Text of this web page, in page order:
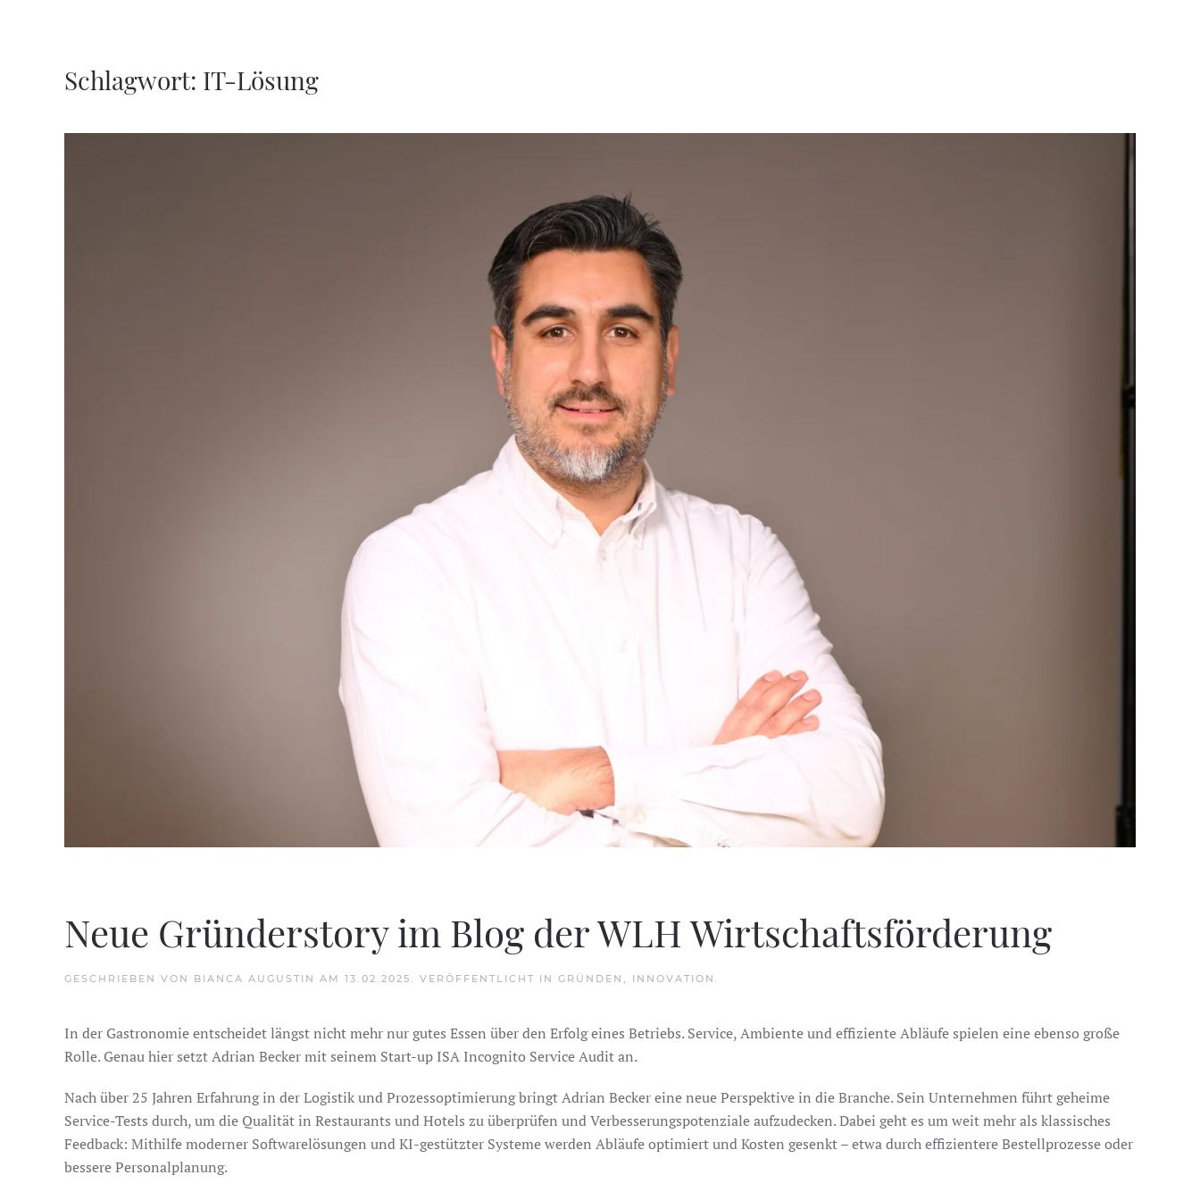
Schlagwort: IT-Lösung
Neue Gründerstory im Blog der WLH Wirtschaftsförderung
GESCHRIEBEN VON BIANCA AUGUSTIN AM 13.02.2025 . VERÖFFENTLICHT IN GRÜNDEN , INNOVATION .
In der Gastronomie entscheidet längst nicht mehr nur gutes Essen über den Erfolg eines Betriebs. Service, Ambiente und effiziente Abläufe spielen eine ebenso große
Rolle. Genau hier setzt Adrian Becker mit seinem Start-up ISA Incognito Service Audit an.
Nach über 25 Jahren Erfahrung in der Logistik und Prozessoptimierung bringt Adrian Becker eine neue Perspektive in die Branche. Sein Unternehmen führt geheime
Service-Tests durch, um die Qualität in Restaurants und Hotels zu überprüfen und Verbesserungspotenziale aufzudecken. Dabei geht es um weit mehr als klassisches
Feedback: Mithilfe moderner Softwarelösungen und KI-gestützter Systeme werden Abläufe optimiert und Kosten gesenkt – etwa durch effizientere Bestellprozesse oder
bessere Personalplanung.